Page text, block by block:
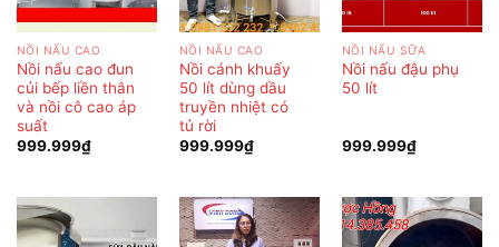
NỒI NẤU CAO
Nồi nấu cao đun
củi bếp liền thân
và nồi cô cao áp
suất
999.999₫
NỒI NẤU CAO
Nồi cánh khuấy
50 lít dùng dầu
truyền nhiệt có
tủ rời
999.999₫
NỒI NẤU SỮA
Nồi nấu đậu phụ
50 lít
999.999₫